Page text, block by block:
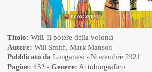
Titolo: Will. Il potere della volontà
Autore: Will Smith, Mark Manson
Pubblicato da Longanesi - Novembre 2021
Pagine: 432 - Genere: Autobiografico